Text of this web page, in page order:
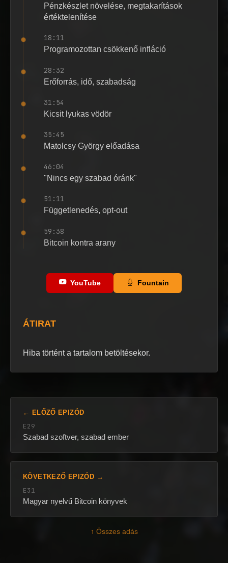
Pénzkészlet növelése, megtakarítások
értéktelenítése
18:11
Programozottan csökkenő infláció
28:32
Erőforrás, idő, szabadság
31:54
Kicsit lyukas vödör
35:45
Matolcsy György előadása
46:04
"Nincs egy szabad óránk"
51:11
Függetlenedés, opt-out
59:38
Bitcoin kontra arany
YouTube Fountain
ÁTIRAT
Hiba történt a tartalom betöltésekor.
← ELŐZŐ EPIZÓD
E29
Szabad szoftver, szabad ember
KÖVETKEZŐ EPIZÓD →
E31
Magyar nyelvű Bitcoin könyvek
↑ Összes adás